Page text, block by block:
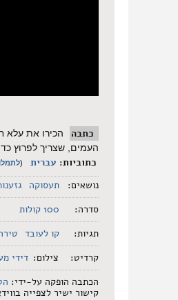
כתבה
הכירו את עלא
העמים, שצריך לפרוץ
כתוביות: עברית (
נושאים: תעסוקה
סדרה:
100 קולות
תגיות:
קו לעובד
קרדיט:
צילום: דידי
הכתבה הופקה על-ידי:
קישור ישיר לצפייה